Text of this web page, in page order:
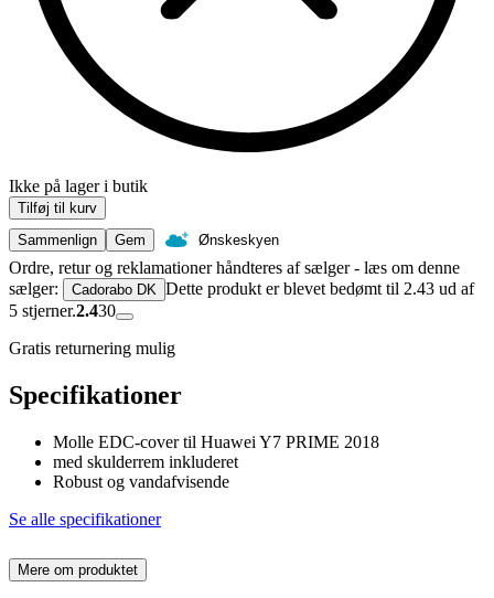
Ikke på lager i butik
Tilføj til kurv
Sammenlign
Gem Ønskeskyen
Ordre, retur og reklamationer håndteres af sælger - læs om denne
sælger:
Cadorabo DK Dette produkt er blevet bedømt til 2.43 ud af
5 stjerner.2.430
Gratis returnering mulig
Specifikationer
Molle EDC-cover til Huawei Y7 PRIME 2018
med skulderrem inkluderet
Robust og vandafvisende
Se alle specifikationer
Mere om produktet